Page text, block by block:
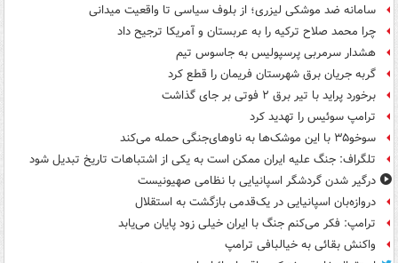
سامانه ضد موشکی لیزری؛ از بلوف سیاسی تا واقعیت میدانی
چرا محمد صلاح ترکیه را به عربستان و آمریکا ترجیح داد
هشدار سرمربی پرسپولیس به جاسوس تیم
گربه جریان برق شهرستان فریمان را قطع کرد
برخورد پراید با تیر برق ۲ فوتی بر جای گذاشت
ترامپ سوئیس را تهدید کرد
سوخو۳۵ با این موشک‌ها به ناوهای‌جنگی حمله می‌کند
تلگراف: جنگ علیه ایران ممکن است به یکی از اشتباهات تاریخ تبدیل شود
درگیر شدن گردشگر اسپانیایی با نظامی صهیونیست
دروازه‌بان اسپانیایی در یک‌قدمی بازگشت به استقلال
ترامپ: فکر می‌کنم جنگ با ایران خیلی زود پایان می‌یابد
واکنش بقائی به خیالبافی ترامپ